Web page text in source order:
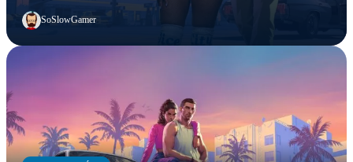
SoSlowGamer